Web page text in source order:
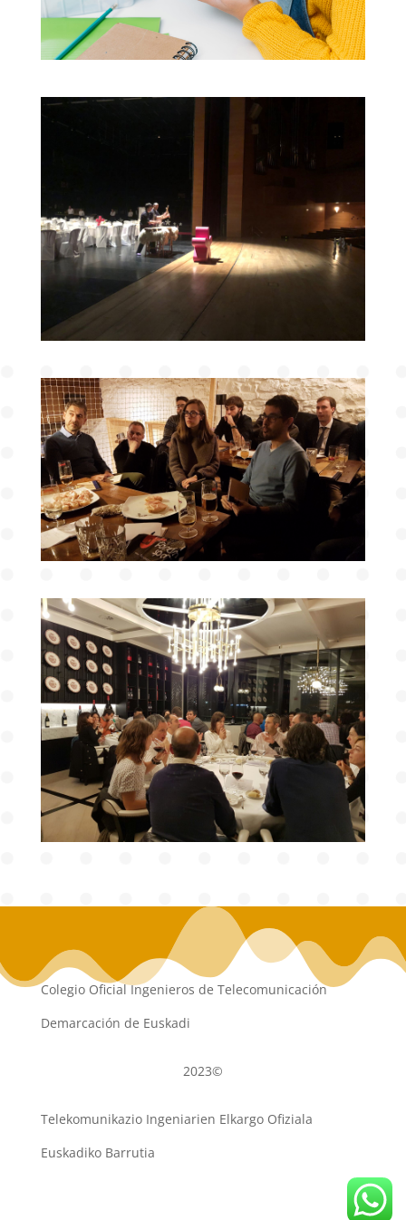
Colegio Oficial Ingenieros de Telecomunicación
Demarcación de Euskadi
2023©
Telekomunikazio Ingeniarien Elkargo Ofiziala
Euskadiko Barrutia